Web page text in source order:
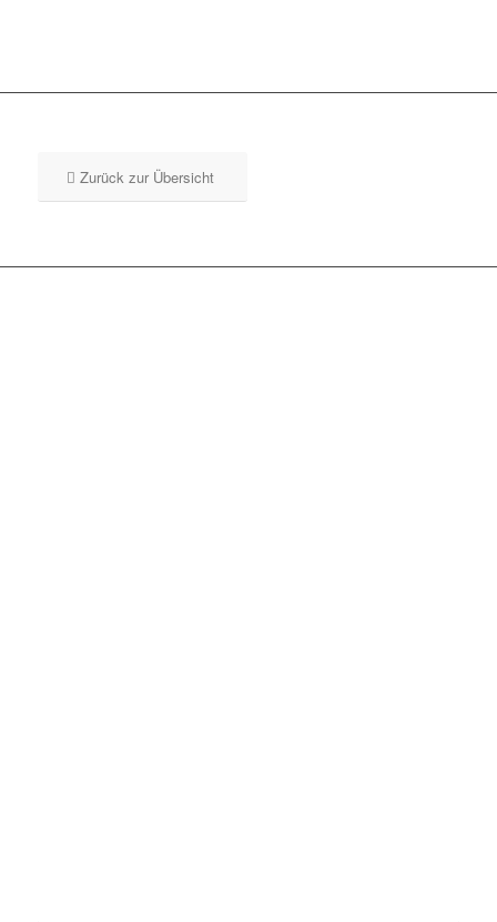
Zurück zur Übersicht